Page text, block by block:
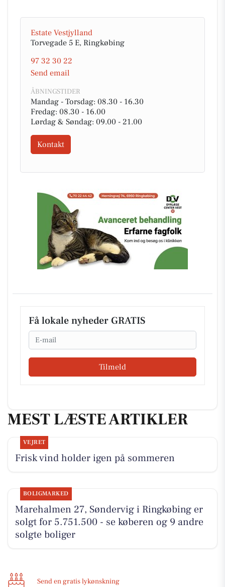
Estate Vestjylland
Torvegade 5 E, Ringkøbing
97 32 30 22
Send email
ÅBNINGSTIDER
Mandag - Torsdag: 08.30 - 16.30
Fredag: 08.30 - 16.00
Lørdag & Søndag: 09.00 - 21.00
Kontakt
Få lokale nyheder GRATIS
Email
Tilmeld
MEST LÆSTE ARTIKLER
VEJRET
Frisk vind holder igen på sommeren
BOLIGMARKED
Marehalmen 27, Søndervig i Ringkøbing er
solgt for 5.751.500 - se køberen og 9 andre
solgte boliger
Send en gratis lykønskning